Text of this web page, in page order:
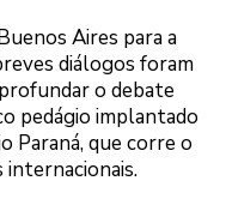
Aires para a
diálogos foram
o debate
pedágio implantado
Paraná, que corre o
internacionais.